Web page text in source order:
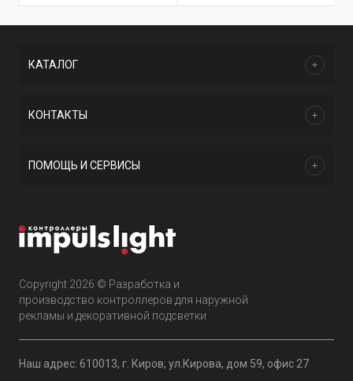
Copyright 2026 © Разработка и
производство контроллеров для наружной
рекламы и декоративной подсветки
Наш адрес: 610013, г. Киров, ул.Кирова, дом 59, офис 27
КАТАЛОГ
КОНТАКТЫ
ПОМОЩЬ И СЕРВИСЫ